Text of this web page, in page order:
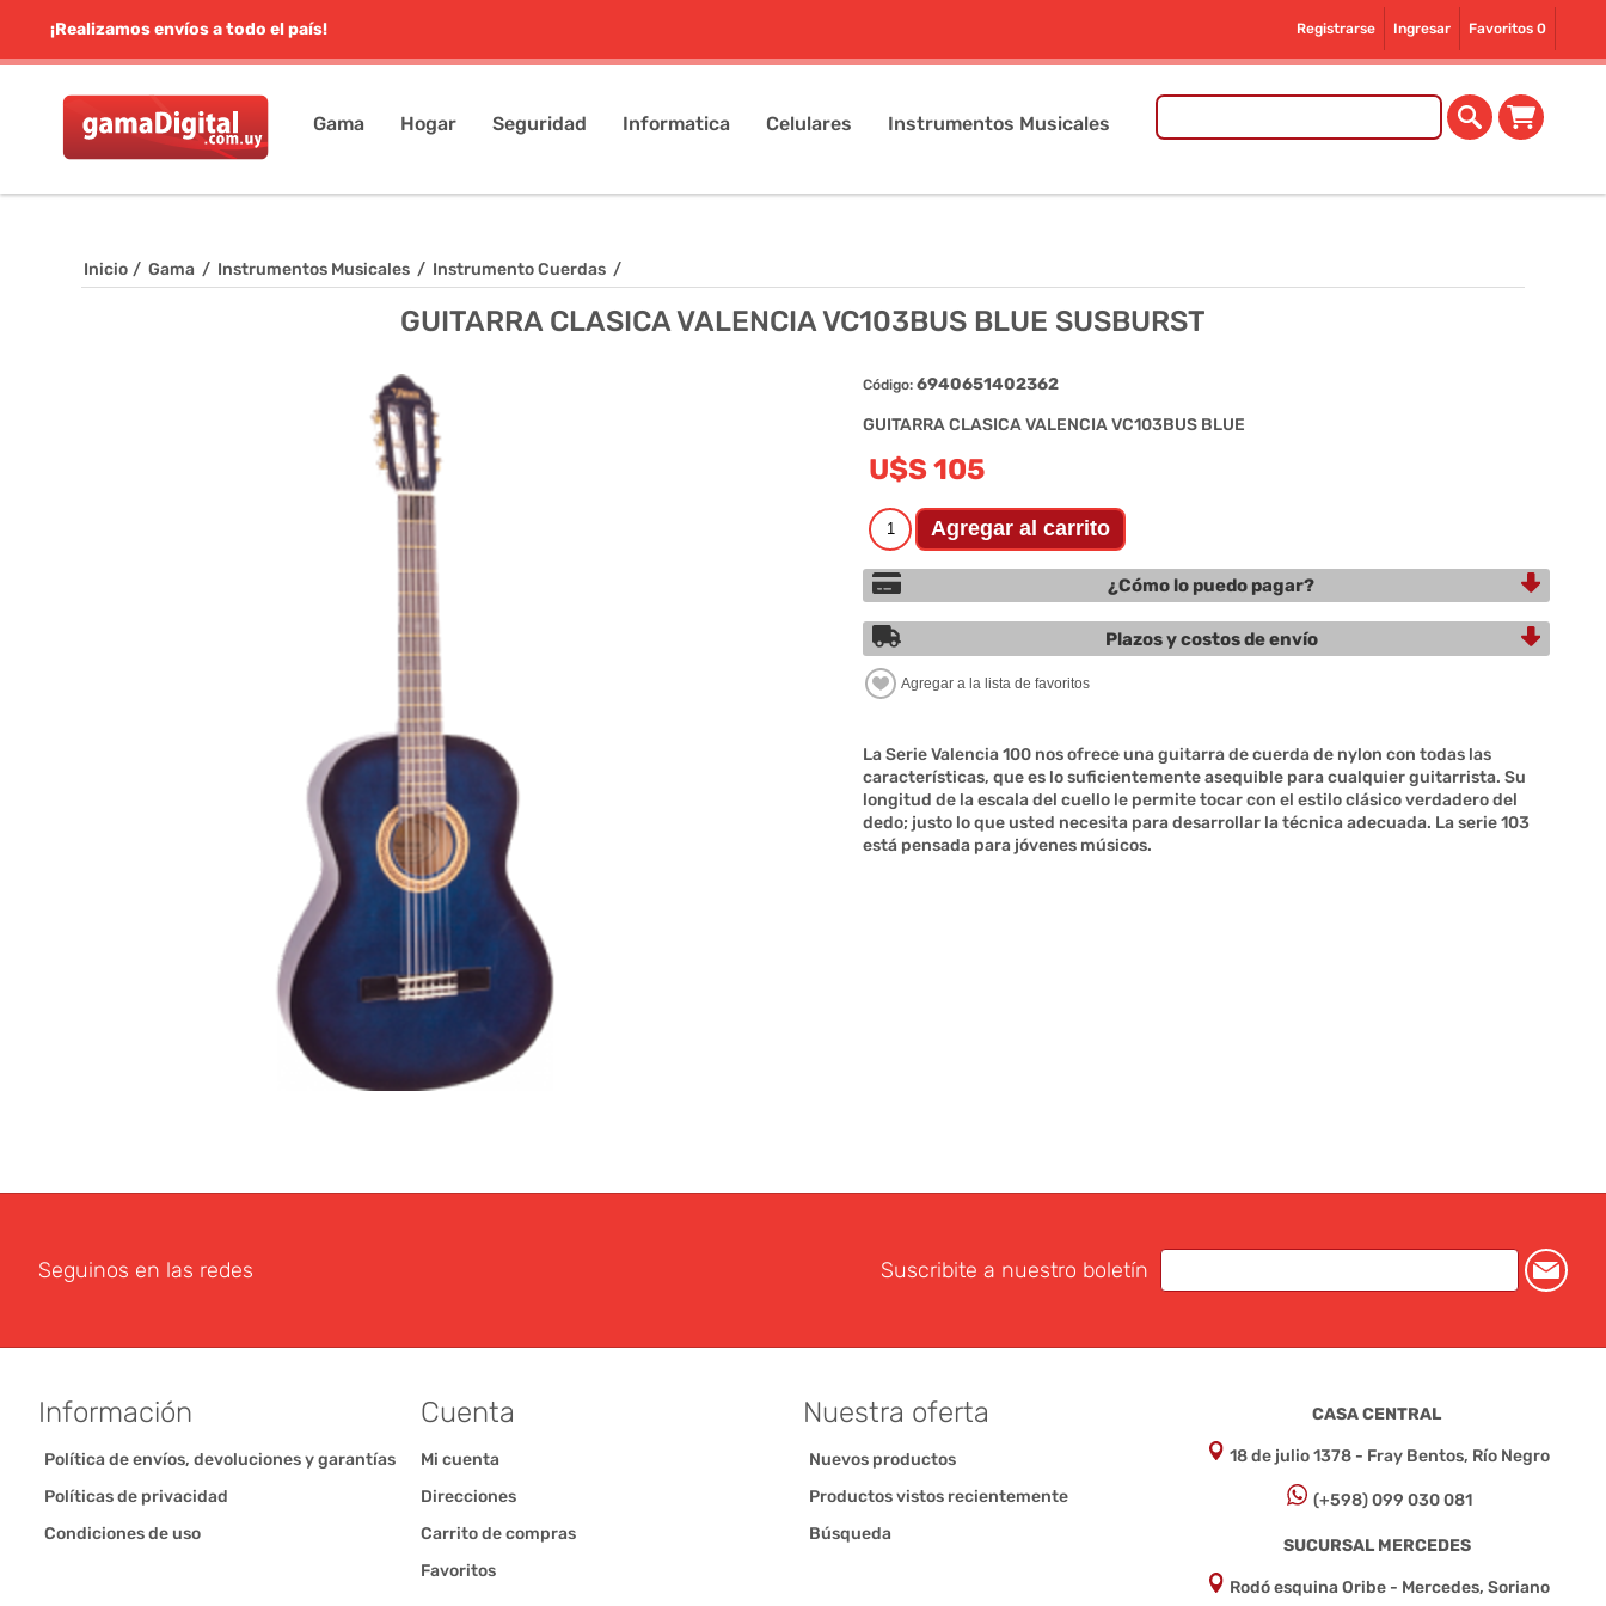
Registrarse Ingresar Favoritos 0
¡Realizamos envíos a todo el país!
Gama Hogar Seguridad Informatica Celulares Instrumentos Musicales
Inicio / Gama / Instrumentos Musicales / Instrumento Cuerdas /
GUITARRA CLASICA VALENCIA VC103BUS BLUE SUSBURST
Código: 6940651402362
GUITARRA CLASICA VALENCIA VC103BUS BLUE
U$S 105
¿Cómo lo puedo pagar?
Plazos y costos de envío
La Serie Valencia 100 nos ofrece una guitarra de cuerda de nylon con todas las
características, que es lo suficientemente asequible para cualquier guitarrista. Su
longitud de la escala del cuello le permite tocar con el estilo clásico verdadero del
dedo; justo lo que usted necesita para desarrollar la técnica adecuada. La serie 103
está pensada para jóvenes músicos.
Seguinos en las redes Suscribite a nuestro boletín
Información
Política de envíos, devoluciones y garantías
Políticas de privacidad
Condiciones de uso
Cuenta
Mi cuenta
Direcciones
Carrito de compras
Favoritos
Nuestra oferta
Nuevos productos
Productos vistos recientemente
Búsqueda
CASA CENTRAL
18 de julio 1378 - Fray Bentos, Río Negro
(+598) 099 030 081
SUCURSAL MERCEDES
Rodó esquina Oribe - Mercedes, Soriano